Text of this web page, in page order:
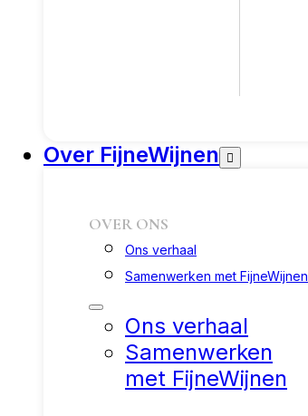
Over FijneWijnen
OVER ONS
Ons verhaal
Samenwerken met FijneWijnen
Ons verhaal
Samenwerken
met FijneWijnen